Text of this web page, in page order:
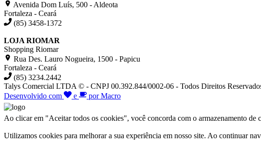
Avenida Dom Luís, 500 - Aldeota
Fortaleza - Ceará
(85) 3458-1372
LOJA RIOMAR
Shopping Riomar
Rua Des. Lauro Nogueira, 1500 - Papicu
Fortaleza - Ceará
(85) 3234.2442
Talys Comercial LTDA © - CNPJ 00.392.844/0002-06 - Todos Direitos
Desenvolvido com
e por Macro
Ao clicar em "Aceitar todos os cookies", você concorda com o armazenamento de
Utilizamos cookies para melhorar a sua experiência em nosso site. Ao continuar